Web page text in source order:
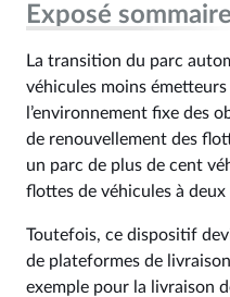
Exposé sommaire
La transition du parc
véhicules moins
l’environnement fixe des
de renouvellement des
un parc de plus de cent
flottes de véhicules à
Toutefois, ce dispositif
de plateformes de
exemple pour la livraison